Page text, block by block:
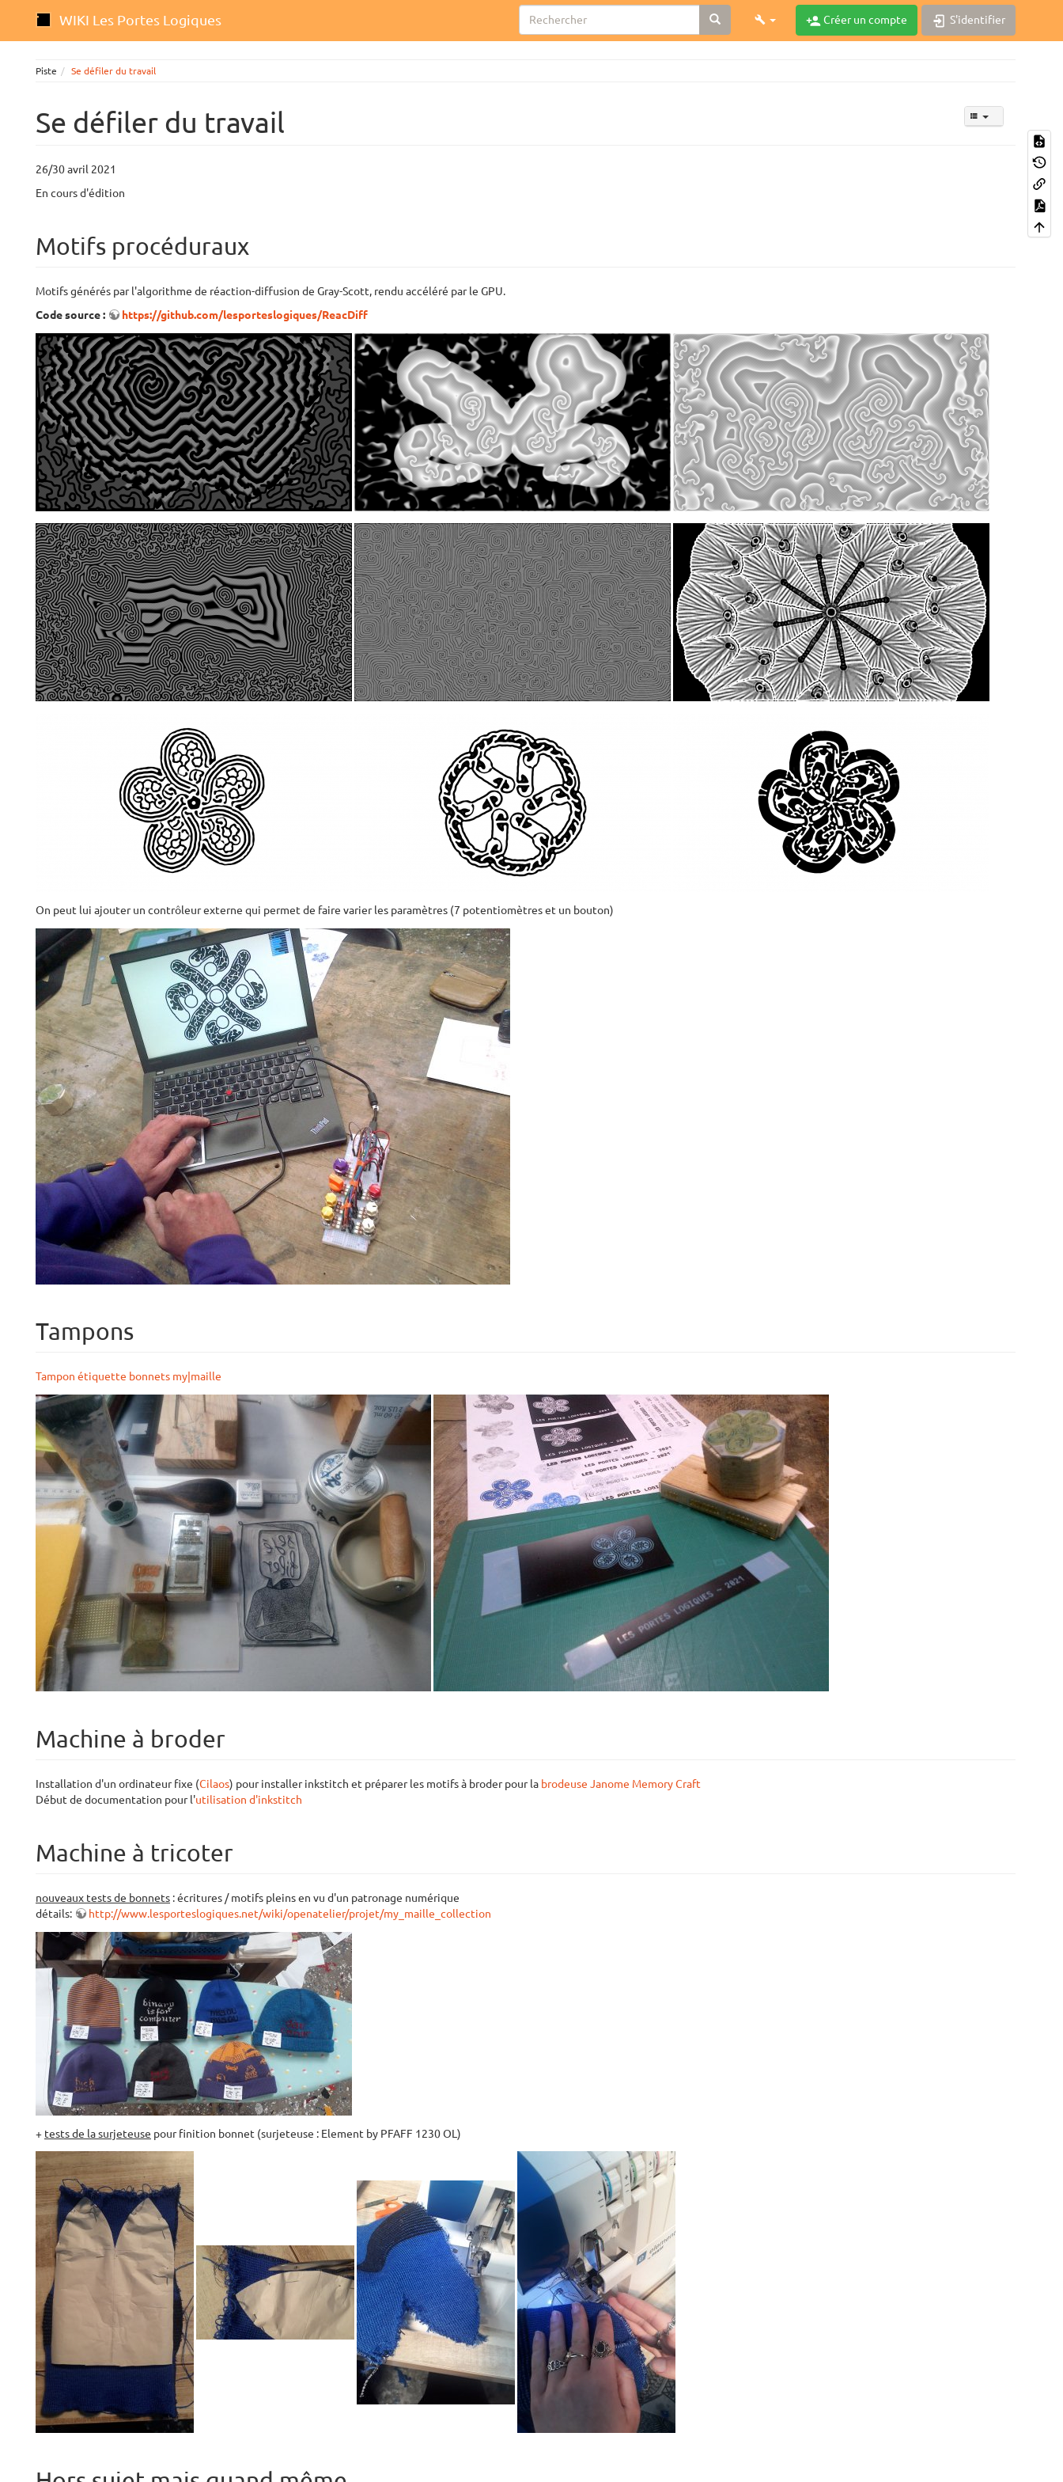
WIKI Les Portes Logiques Créer un compte S'identifier
Piste Se défiler du travail
Se défiler du travail
26/30 avril 2021
En cours d'édition
Motifs procéduraux
Motifs générés par l'algorithme de réaction-diffusion de Gray-Scott, rendu accéléré par le GPU.
Code source :
https://github.com/lesporteslogiques/ReacDiff
On peut lui ajouter un contrôleur externe qui permet de faire varier les paramètres (7 potentiomètres et un bouton)
Tampons
Tampon étiquette bonnets my|maille
Machine à broder
Installation d'un ordinateur fixe (Cilaos) pour installer inkstitch et préparer les motifs à broder pour la brodeuse Janome Memory Craft
Début de documentation pour l'utilisation d'inkstitch
Machine à tricoter
nouveaux tests de bonnets : écritures / motifs pleins en vu d'un patronage numérique
détails:
http://www.lesporteslogiques.net/wiki/openatelier/projet/my_maille_collection
+ tests de la surjeteuse pour finition bonnet (surjeteuse : Element by PFAFF 1230 OL)